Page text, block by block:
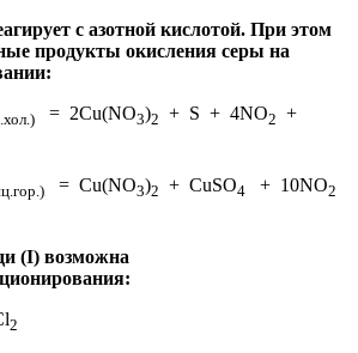
с азотной кислотой. При этом
продукты окисления серы на
= 2Cu(NO3)2 + S + 4NO2 +
= Cu(NO3)2 + CuSO4 + 10NO2
(I) возможна
2